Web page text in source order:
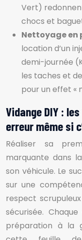
Vert)
chocs et
Nettoyage en
location d’un
demi-journée
les taches et
pour un effet «
Vidange DIY :
erreur même si
Réaliser sa
marquante dans
son véhicule. Le
sur une
respect
sécurisée.
préparation à la